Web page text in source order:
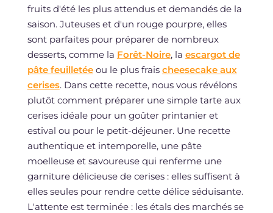
fruits d'été les plus attendus et demandés de la
saison. Juteuses et d'un rouge pourpre, elles
sont parfaites pour préparer de nombreux
desserts, comme la Forêt-Noire, la escargot de
pâte feuilletéeou le plus frais cheesecake aux
cerises. Dans cette recette, nous vous révélons
plutôt comment préparer une simple tarte aux
cerises idéale pour un goûter printanier et
estival ou pour le petit-déjeuner. Une recette
authentique et intemporelle, une pâte
moelleuse et savoureuse qui renferme une
garniture délicieuse de cerises : elles suffisent à
elles seules pour rendre cette délice séduisante.
L'attente est terminée : les étals des marchés se